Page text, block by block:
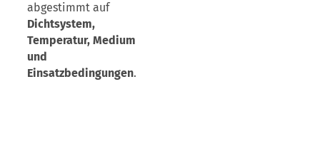
abgestimmt auf
Dichtsystem,
Temperatur, Medium
und
Einsatzbedingungen.